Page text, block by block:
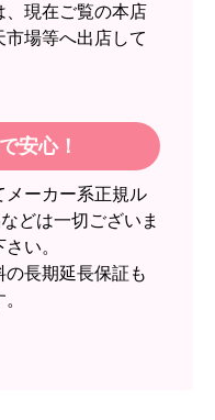
したか？
したか？
か？
、現在ご覧の本店
場等へ出店して
安心！
メーカー系正規ル
どは一切ございま
い。
長期延長保証も